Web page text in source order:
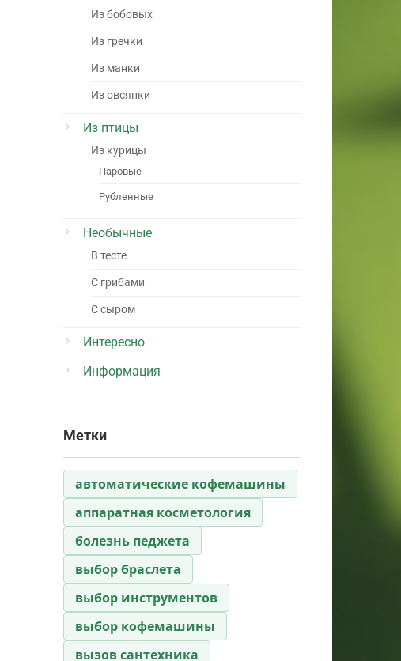
Из бобовых
Из гречки
Из манки
Из овсянки
Из птицы
Из курицы
Паровые
Рубленные
Необычные
В тесте
С грибами
С сыром
Интересно
Информация
Метки
автоматические кофемашины
аппаратная косметология
болезнь педжета
выбор браслета
выбор инструментов
выбор кофемашины
вызов сантехника